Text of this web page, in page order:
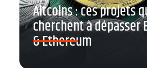
Altcoins : ces projets
cherchent à dépasser
& Ethereum